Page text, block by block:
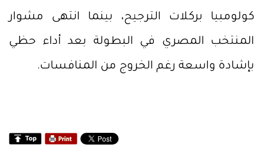
كولومبيا بركلات الترجيح، بينما انتهى مشوار
المنتخب المصري في البطولة بعد أداء حظي
بإشادة واسعة رغم الخروج من المنافسات.